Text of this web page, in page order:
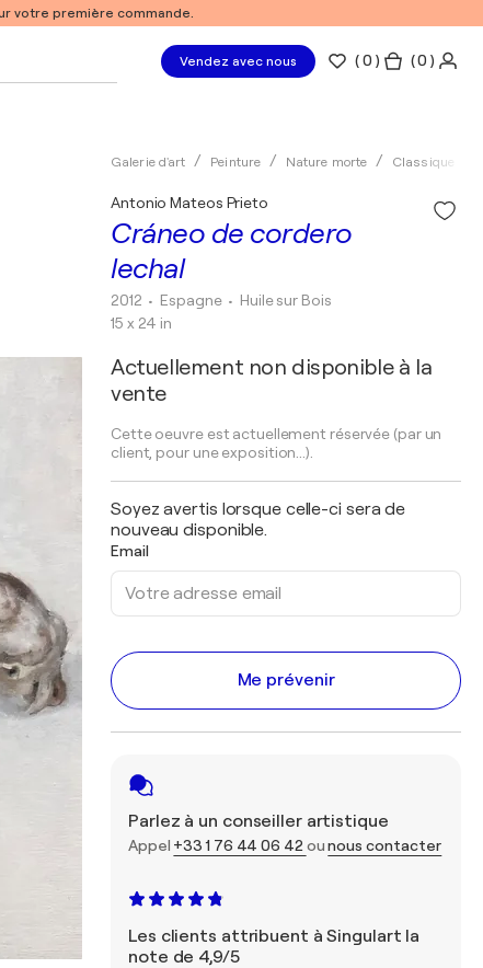
votre première commande.
Vendez avec nous (0 ) ( 0 )
Galerie d'art Peinture Nature morte Classique
Cráneo de cordero
lechal
Antonio Mateos Prieto
2012 • Espagne • Huile sur Bois
15 x 24 in
Actuellement non disponible à la
vente
Cette oeuvre est actuellement réservée (par un
client, pour une exposition...).
Soyez avertis lorsque celle-ci sera de
nouveau disponible.
Email
Me prévenir
Parlez à un conseiller artistique
Appel +33 1 76 44 06 42 ounous contacter
Les clients attribuent à Singulart la
note de 4,9/5